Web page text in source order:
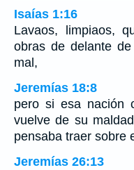
Isaías 1:16
Lavaos, limpiaos,
obras de delante
mal,
Jeremías 18:8
pero si esa nación
vuelve de su
pensaba traer sobre
Jeremías 26:13